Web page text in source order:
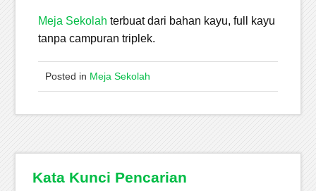
Meja Sekolah terbuat dari bahan kayu, full kayu
tanpa campuran triplek.
Posted in Meja Sekolah
Kata Kunci Pencarian